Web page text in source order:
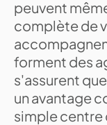
peuvent
complète de
forment des
s'assurent
un avantage
simple centre